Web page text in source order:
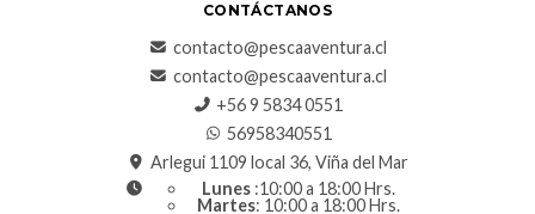
CONTÁCTANOS
contacto@pescaaventura.cl
contacto@pescaaventura.cl
+56 9 5834 0551
56958340551
Arlegui 1109 local 36, Viña del Mar
Lunes :10:00 a 18:00 Hrs.
Martes: 10:00 a 18:00 Hrs.